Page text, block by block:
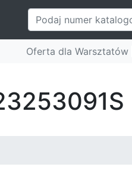
Oferta dla Warsztatów |